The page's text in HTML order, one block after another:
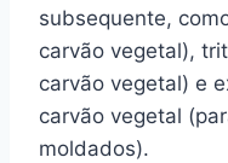
subsequente,
carvão vegetal),
carvão vegetal) e
carvão vegetal
moldados).